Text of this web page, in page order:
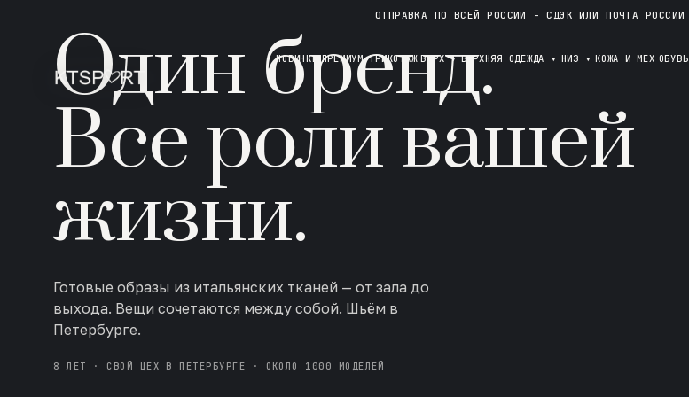
ОТПРАВКА ПО ВСЕЙ РОССИИ - СДЭК ИЛИ ПОЧТА РОССИИ
НОВИНКИ ПРЕМИУМ ТРИКОТАЖ ВЕРХ▾ ВЕРХНЯЯ ОДЕЖДА ▾ НИЗ ▾ КОЖА И МЕХ ОБУВЬ
Один бренд.
Все роли вашей
жизни.
Готовые образы из итальянских тканей — от зала до
выхода. Вещи сочетаются между собой. Шьём в
Петербурге.
8 ЛЕТ · СВОЙ ЦЕХ В ПЕТЕРБУРГЕ · ОКОЛО 1000 МОДЕЛЕЙ